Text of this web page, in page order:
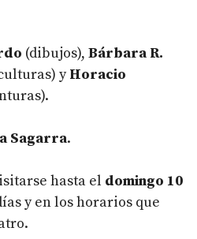
(dibujos), Bárbara R.
yHoracio
Sagarra.
hasta el domingo 10
y en los horarios que